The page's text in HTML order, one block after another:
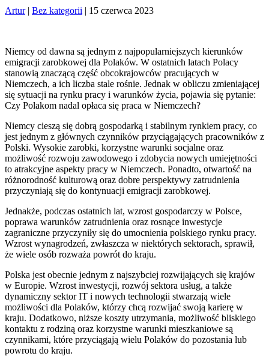
Artur| Bez kategorii | 15 czerwca 2023
Niemcy od dawna są jednym z najpopularniejszych kierunków
emigracji zarobkowej dla Polaków. W ostatnich latach Polacy
stanowią znaczącą część obcokrajowców pracujących w
Niemczech, a ich liczba stale rośnie. Jednak w obliczu zmieniającej
się sytuacji na rynku pracy i warunków życia, pojawia się pytanie:
Czy Polakom nadal opłaca się praca w Niemczech?
Niemcy cieszą się dobrą gospodarką i stabilnym rynkiem pracy, co
jest jednym z głównych czynników przyciągających pracowników z
Polski. Wysokie zarobki, korzystne warunki socjalne oraz
możliwość rozwoju zawodowego i zdobycia nowych umiejętności
to atrakcyjne aspekty pracy w Niemczech. Ponadto, otwartość na
różnorodność kulturową oraz dobre perspektywy zatrudnienia
przyczyniają się do kontynuacji emigracji zarobkowej.
Jednakże, podczas ostatnich lat, wzrost gospodarczy w Polsce,
poprawa warunków zatrudnienia oraz rosnące inwestycje
zagraniczne przyczyniły się do umocnienia polskiego rynku pracy.
Wzrost wynagrodzeń, zwłaszcza w niektórych sektorach, sprawił,
że wiele osób rozważa powrót do kraju.
Polska jest obecnie jednym z najszybciej rozwijających się krajów
w Europie. Wzrost inwestycji, rozwój sektora usług, a także
dynamiczny sektor IT i nowych technologii stwarzają wiele
możliwości dla Polaków, którzy chcą rozwijać swoją karierę w
kraju. Dodatkowo, niższe koszty utrzymania, możliwość bliskiego
kontaktu z rodziną oraz korzystne warunki mieszkaniowe są
czynnikami, które przyciągają wielu Polaków do pozostania lub
powrotu do kraju.